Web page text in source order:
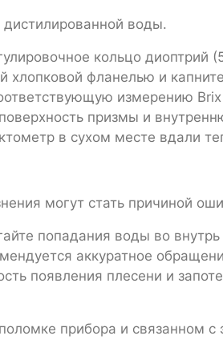
воды.
кольцо диоптрий
фланелью и
измерению
призмы и
в сухом месте вдали
могут стать причиной
попадания воды во
аккуратное
появления плесени и
прибора и связанном